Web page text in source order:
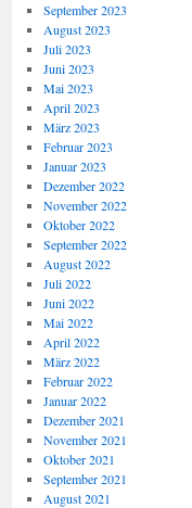
September 2023
August 2023
Juli 2023
Juni 2023
Mai 2023
April 2023
März 2023
Februar 2023
Januar 2023
Dezember 2022
November 2022
Oktober 2022
September 2022
August 2022
Juli 2022
Juni 2022
Mai 2022
April 2022
März 2022
Februar 2022
Januar 2022
Dezember 2021
November 2021
Oktober 2021
September 2021
August 2021